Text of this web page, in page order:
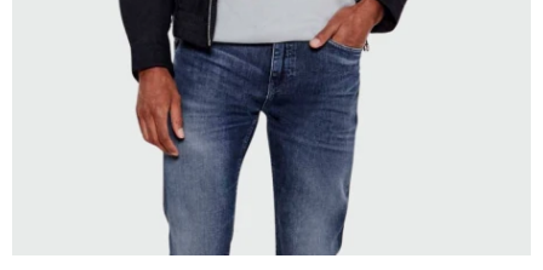
SELECCIONAR TALLE